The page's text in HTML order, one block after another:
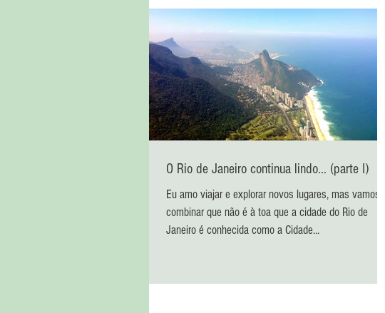
O Rio de Janeiro continua lindo... (parte I)
Eu amo viajar e explorar novos lugares, mas vamos
combinar que não é à toa que a cidade do Rio de
Janeiro é conhecida como a Cidade...